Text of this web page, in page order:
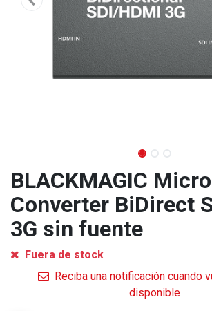
BLACKMAGIC Micro
Converter BiDirect
3G sin fuente
Fuera de stock
Reciba una notificación cuando
disponible